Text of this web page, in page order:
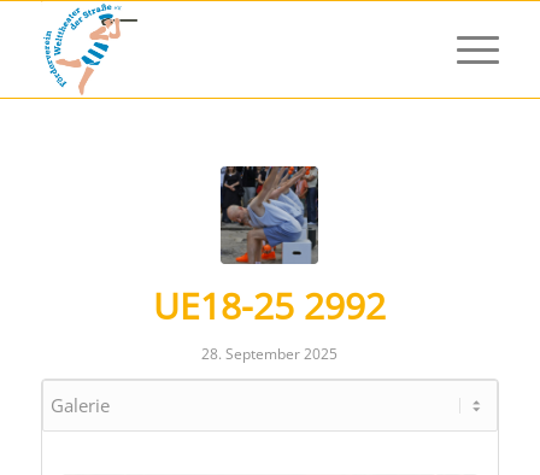
UE18-25 2992
28. September 2025